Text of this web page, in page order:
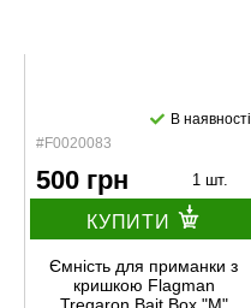
#F0020083
В наявності
500 грн 1 шт.
КУПИТИ
Ємність для приманки з
кришкою Flagman